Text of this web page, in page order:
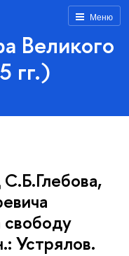
Меню
Великого
гг.)
Устрялов.